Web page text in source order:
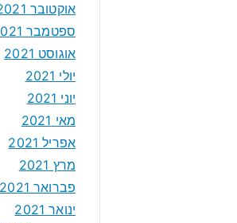
אוקטובר 2021
ספטמבר 2021
אוגוסט 2021
יולי 2021
יוני 2021
מאי 2021
אפריל 2021
מרץ 2021
פברואר 2021
ינואר 2021